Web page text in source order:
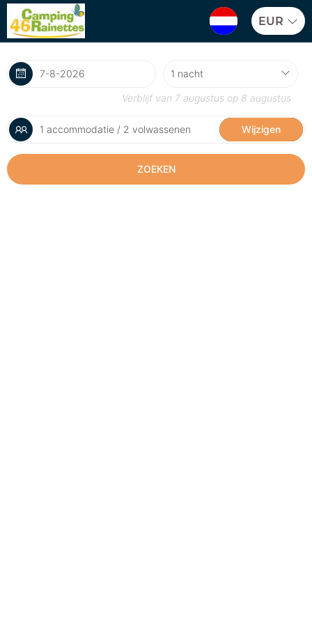
EUR
Verblijf van 7 augustus op 8 augustus
1 accommodatie / 2 volwassenen Wijzigen